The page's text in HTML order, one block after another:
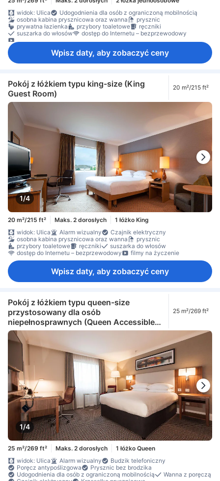
widok: Ulica
Udogodnienia dla osób z ograniczoną mobilnością
osobna kabina prysznicowa oraz wanna
prysznic
prywatna łazienka
przybory toaletowe
ręczniki
suszarka do włosów
dostęp do Internetu – bezprzewodowy
filmy na życzenie
Wpisz daty, aby zobaczyć ceny
Pokój z łóżkiem typu king-size (King
Guest Room)
20 m²/215 ft²
1/4
20 m²/215 ft² Maks. 2 dorosłych
1 łóżko King
widok: Ulica
Alarm wizualny
Czajnik elektryczny
osobna kabina prysznicowa oraz wanna
prysznic
przybory toaletowe
ręczniki
suszarka do włosów
dostęp do Internetu – bezprzewodowy
filmy na życzenie
Wpisz daty, aby zobaczyć ceny
Pokój z łóżkiem typu queen-size
przystosowany dla osób
niepełnosprawnych (Queen Accessible
Guest Room)
25 m²/269 ft²
1/4
25 m²/269 ft² Maks. 2 dorosłych
1 łóżko Queen
widok: Ulica
Alarm wizualny
Budzik telefoniczny
Poręcz antypoślizgowa
Prysznic bez brodzika
Udogodnienia dla osób z ograniczoną mobilnością
Wanna z poręczą